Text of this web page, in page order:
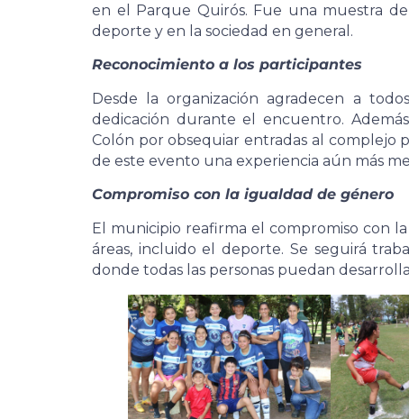
en el Parque Quirós. Fue una muestra
deporte y en la sociedad en general.
Reconocimiento a los participantes
Desde la organización agradecen a
dedicación durante el encuentro.
Colón por obsequiar entradas al complejo
de este evento una experiencia aún más
Compromiso con la igualdad de género
El municipio reafirma el compromiso con
áreas, incluido el deporte. Se seguirá
donde todas las personas puedan